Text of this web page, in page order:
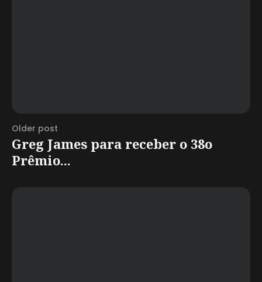
Older post
Greg James para receber o 38o
Prêmio...